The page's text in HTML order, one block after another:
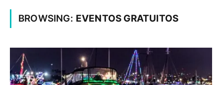
BROWSING: EVENTOS GRATUITOS